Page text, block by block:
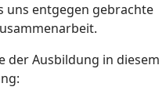
uns entgegen gebrachte
der Ausbildung in diesem